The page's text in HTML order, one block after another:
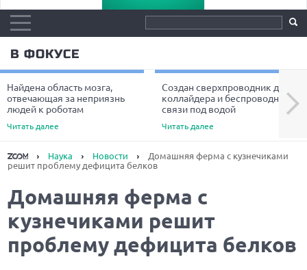
В ФОКУСЕ
Найдена область мозга,
отвечающая за неприязнь
людей к роботам
Читать далее
Создан сверхпроводник для
коллайдера и беспроводной
связи под водой
Читать далее
Next
Наука Новости
Домашняя ферма с кузнечиками
решит проблему дефицита белков
Домашняя ферма с
кузнечиками решит
проблему дефицита белков